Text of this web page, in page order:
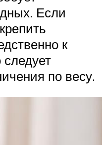
Если
к
следует
по весу.